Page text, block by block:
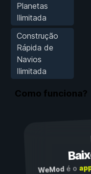
Planetas
Ilimitada
Construção
Rápida de
Navios
Ilimitada
Como funciona?
WeModé o